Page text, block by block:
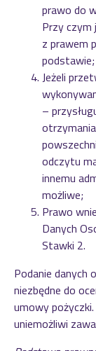
prawo do
Przy czym
z prawem
podstawie;
Jeżeli
–
odczytu
innemu
możliwe;
Prawo
Danych
Stawki 2.
Podanie danych
niezbędne do
umowy
uniemożliwi